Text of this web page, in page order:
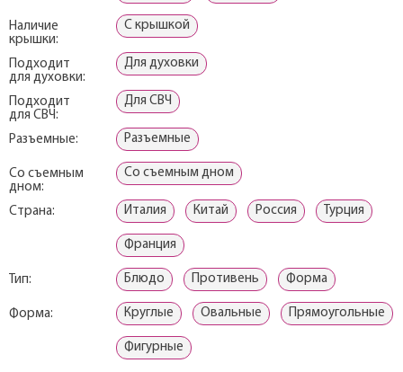
Наличие
крышки:
С крышкой
Подходит
для духовки:
Для духовки
Подходит
для СВЧ:
Для СВЧ
Разъемные: Разъемные
Со съемным
дном:
Со съемным дном
Страна: Италия Китай Россия Турция
Франция
Тип: Блюдо Противень Форма
Форма: Круглые Овальные Прямоугольные
Фигурные